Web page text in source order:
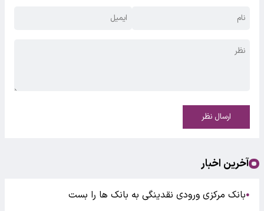
ارسال نظر
آخرین اخبار
●بانک مرکزی ورودی نقدینگی به بانک ها را بست